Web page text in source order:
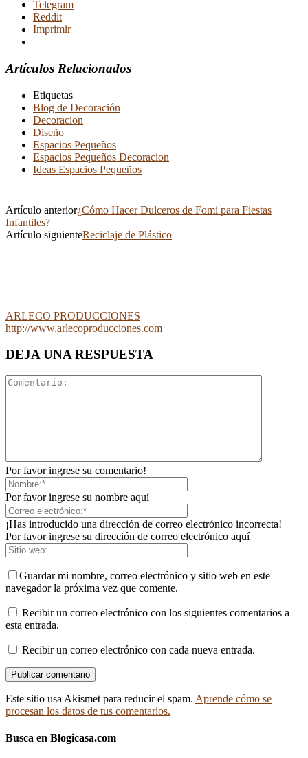
Telegram
Reddit
Imprimir
Artículos Relacionados
Etiquetas
Blog de Decoración
Decoracion
Diseño
Espacios Pequeños
Espacios Pequeños Decoracion
Ideas Espacios Pequeños
Artículo anterior¿Cómo Hacer Dulceros de Fomi para Fiestas
Infantiles?
Artículo siguienteReciclaje de Plástico
ARLECO PRODUCCIONES
http://www.arlecoproducciones.com
DEJA UNA RESPUESTA
Por favor ingrese su comentario!
Por favor ingrese su nombre aquí
¡Has introducido una dirección de correo electrónico incorrecta!
Por favor ingrese su dirección de correo electrónico aquí
Guardar mi nombre, correo electrónico y sitio web en este
navegador la próxima vez que comente.
Recibir un correo electrónico con los siguientes comentarios a
esta entrada.
Recibir un correo electrónico con cada nueva entrada.
Este sitio usa Akismet para reducir el spam. Aprende cómo se
procesan los datos de tus comentarios.
Busca en Blogicasa.com